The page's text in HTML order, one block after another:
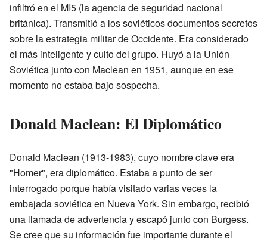
infiltró en el MI5 (la agencia de seguridad nacional
británica). Transmitió a los soviéticos documentos secretos
sobre la estrategia militar de Occidente. Era considerado
el más inteligente y culto del grupo. Huyó a la Unión
Soviética junto con Maclean en 1951, aunque en ese
momento no estaba bajo sospecha.
Donald Maclean: El Diplomático
Donald Maclean (1913-1983), cuyo nombre clave era
"Homer", era diplomático. Estaba a punto de ser
interrogado porque había visitado varias veces la
embajada soviética en Nueva York. Sin embargo, recibió
una llamada de advertencia y escapó junto con Burgess.
Se cree que su información fue importante durante el